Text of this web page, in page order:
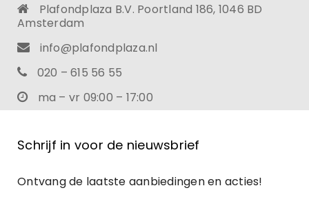
Plafondplaza B.V. Poortland 186, 1046 BD
Amsterdam
info@plafondplaza.nl
020 – 615 56 55
ma – vr 09:00 – 17:00
Schrijf in voor de nieuwsbrief
Ontvang de laatste aanbiedingen en acties!